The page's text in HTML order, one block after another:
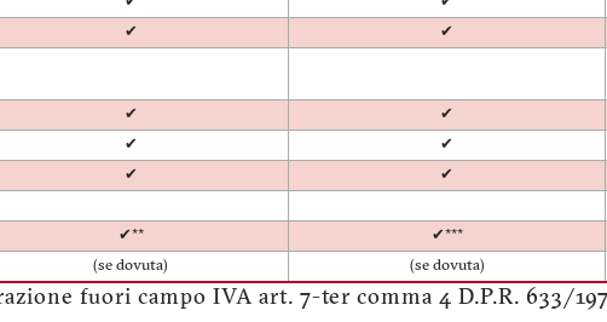
✔ ✔
✔ ✔
✔ ✔
✔
✔
✔** ✔***
(se dovuta) (se dovuta)
fuori campo IVA art. 7-ter comma 4 D.P.R. 633/